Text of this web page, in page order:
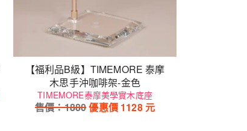
【福利品B級】TIMEMORE 泰摩
木思手沖咖啡架-金色
TIMEMORE泰摩美學實木底座
售價：1880優惠價 1128元